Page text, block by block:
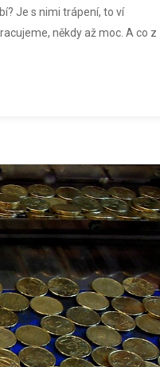
Je s nimi trápení, to ví
někdy až moc. A co z